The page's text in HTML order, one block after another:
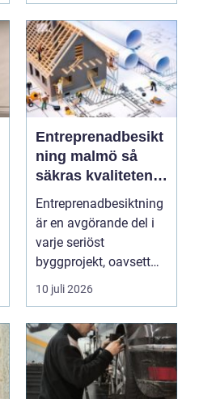
Entreprenadbesikt
ning malmö så
säkras kvaliteten i
byggprojekt
Entreprenadbesiktning
är en avgörande del i
varje seriöst
byggprojekt, oavsett
om det handlar om en
10 juli 2026